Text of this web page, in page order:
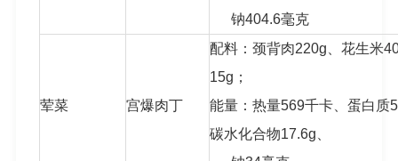
钠404.6毫克
荤菜 宫爆肉丁
配料：颈背肉220g、花生米
15g；
能量：热量569千卡、蛋白质
碳水化合物17.6g、